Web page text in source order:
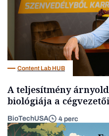
Content Lab HUB
A teljesítmény
biológiája a
BioTechUSA 4 perc